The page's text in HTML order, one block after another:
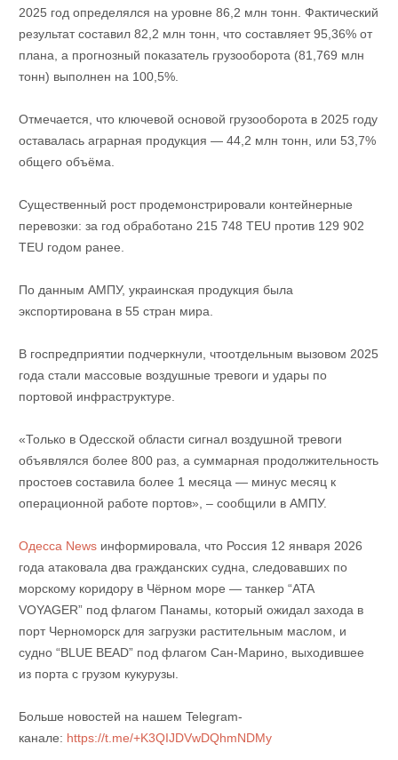
2025 год определялся на уровне 86,2 млн тонн. Фактический
результат составил 82,2 млн тонн, что составляет 95,36% от
плана, а прогнозный показатель грузооборота (81,769 млн
тонн) выполнен на 100,5%.
Отмечается, что ключевой основой грузооборота в 2025 году
оставалась аграрная продукция — 44,2 млн тонн, или 53,7%
общего объёма.
Существенный рост продемонстрировали контейнерные
перевозки: за год обработано 215 748 TEU против 129 902
TEU годом ранее.
По данным АМПУ, украинская продукция была
экспортирована в 55 стран мира.
В госпредприятии подчеркнули, чтоотдельным вызовом 2025
года стали массовые воздушные тревоги и удары по
портовой инфраструктуре.
«Только в Одесской области сигнал воздушной тревоги
объявлялся более 800 раз, а суммарная продолжительность
простоев составила более 1 месяца — минус месяц к
операционной работе портов», – сообщили в АМПУ.
Одесса Newsинформировала, что Россия 12 января 2026
года атаковала два гражданских судна, следовавших по
морскому коридору в Чёрном море — танкер “ATA
VOYAGER” под флагом Панамы, который ожидал захода в
порт Черноморск для загрузки растительным маслом, и
судно “BLUE BEAD” под флагом Сан-Марино, выходившее
из порта с грузом кукурузы.
Больше новостей на нашем Telegram-
канале: https://t.me/+K3QIJDVwDQhmNDMy